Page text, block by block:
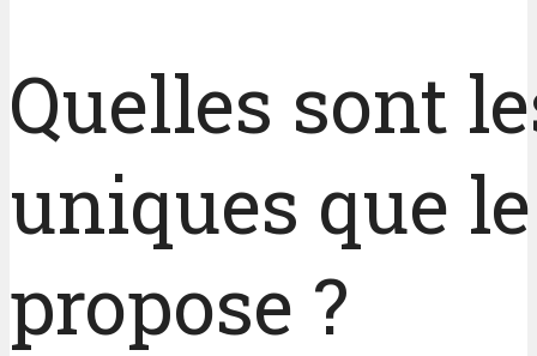
Quelles sont
uniques que
propose ?